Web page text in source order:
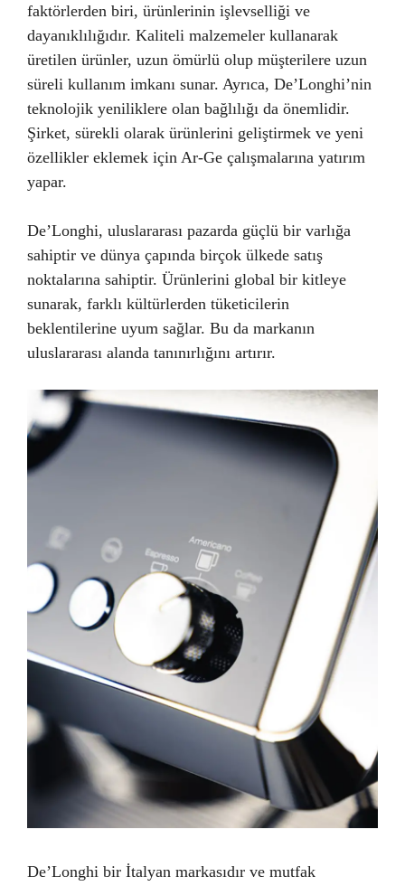
faktörlerden biri, ürünlerinin işlevselliği ve
dayanıklılığıdır. Kaliteli malzemeler kullanarak
üretilen ürünler, uzun ömürlü olup müşterilere uzun
süreli kullanım imkanı sunar. Ayrıca, De’Longhi’nin
teknolojik yeniliklere olan bağlılığı da önemlidir.
Şirket, sürekli olarak ürünlerini geliştirmek ve yeni
özellikler eklemek için Ar-Ge çalışmalarına yatırım
yapar.
De’Longhi, uluslararası pazarda güçlü bir varlığa
sahiptir ve dünya çapında birçok ülkede satış
noktalarına sahiptir. Ürünlerini global bir kitleye
sunarak, farklı kültürlerden tüketicilerin
beklentilerine uyum sağlar. Bu da markanın
uluslararası alanda tanınırlığını artırır.
De’Longhi bir İtalyan markasıdır ve mutfak